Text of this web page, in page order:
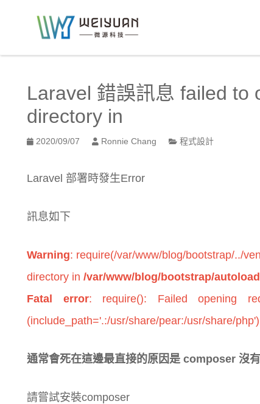
Laravel 錯誤訊息 failed to
directory in
2020/09/07 Ronnie Chang 程式設計
Laravel 部署時發生Error
訊息如下
Warning: require(/var/www/blog/bootstrap/../
directory in /var/www/blog/bootstrap/
Fatal error: require(): Failed opening
(include_path='.:/usr/share/pear:/usr/share/
通常會死在這邊最直接的原因是 composer 沒
請嘗試安裝composer